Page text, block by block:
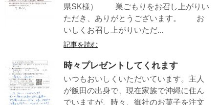
県SK様） 巣ごもりをお召し上がりい
ただき、ありがとうございます。 お
いしくお召し上がりいただ...
記事を読む
時々プレゼントしてくれます
いつもおいしくいただいています。主人
が飯田の出身で、現在家族で沖縄に住ん
でいますが、時々、御社のお菓子を注文